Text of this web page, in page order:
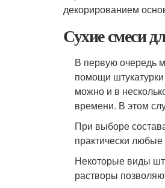
декорированием
Сухие смеси
В первую очередь
помощи
можно и в
времени. В этом
При выборе
практически
Некоторые виды
растворы